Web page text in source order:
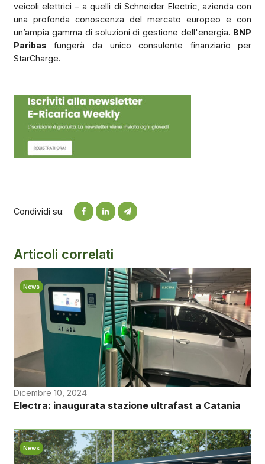
veicoli elettrici – a quelli di Schneider Electric, azienda con
una profonda conoscenza del mercato europeo e con
un’ampia gamma di soluzioni di gestione dell'energia. BNP
Paribas fungerà da unico consulente finanziario per
StarCharge.
Condividi su:
Articoli correlati
News
Dicembre 10, 2024
Electra: inaugurata stazione ultrafast a Catania
News